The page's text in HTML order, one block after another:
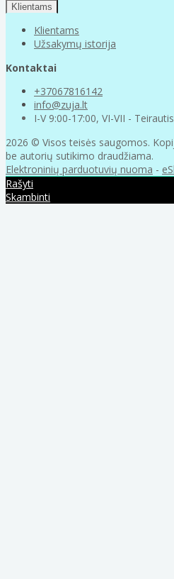
Klientams
Klientams
Užsakymų istorija
Kontaktai
+37067816142
info@zuja.lt
I-V 9:00-17:00, VI-VII - Teirautis
2026 © Visos teisės saugomos.
be autorių sutikimo draudžiama.
Elektroninių parduotuvių nuoma -
Rašyti
Skambinti